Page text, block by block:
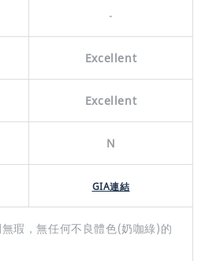
-
Excellent
Excellent
N
GIA連結
瑕，無任何不良體色(奶咖綠)的